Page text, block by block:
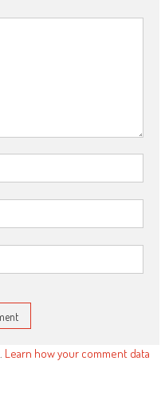
Learn how your comment data